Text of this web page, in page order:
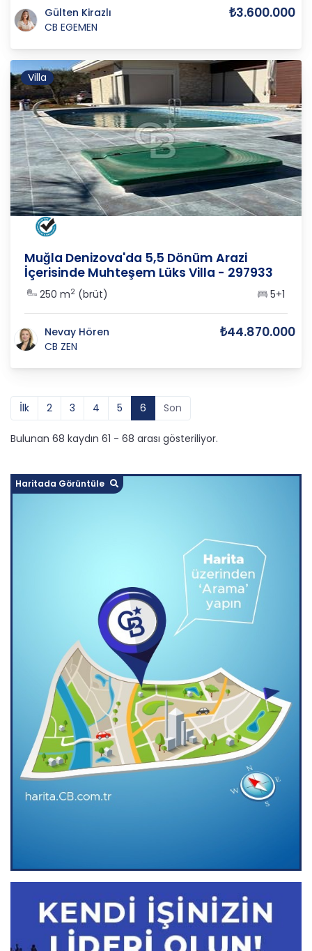
Gülten Kirazlı
CB EGEMEN
₺3.600.000
Villa
Muğla Denizova'da 5,5 Dönüm Arazi
İçerisinde Muhteşem Lüks Villa - 297933
250 m2 (brüt) 5+1
Nevay Hören
CB ZEN
₺44.870.000
İlk 2 3 4 5 6 Son
Bulunan 68 kaydın 61 - 68 arası gösteriliyor.
Haritada Görüntüle